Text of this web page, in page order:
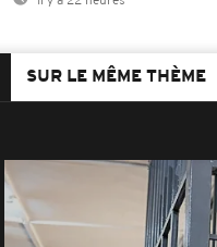
SUR LE MÊME THÈME